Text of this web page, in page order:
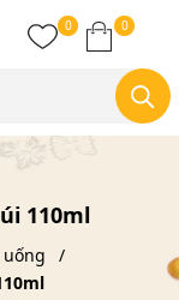
0 0
110ml
uống